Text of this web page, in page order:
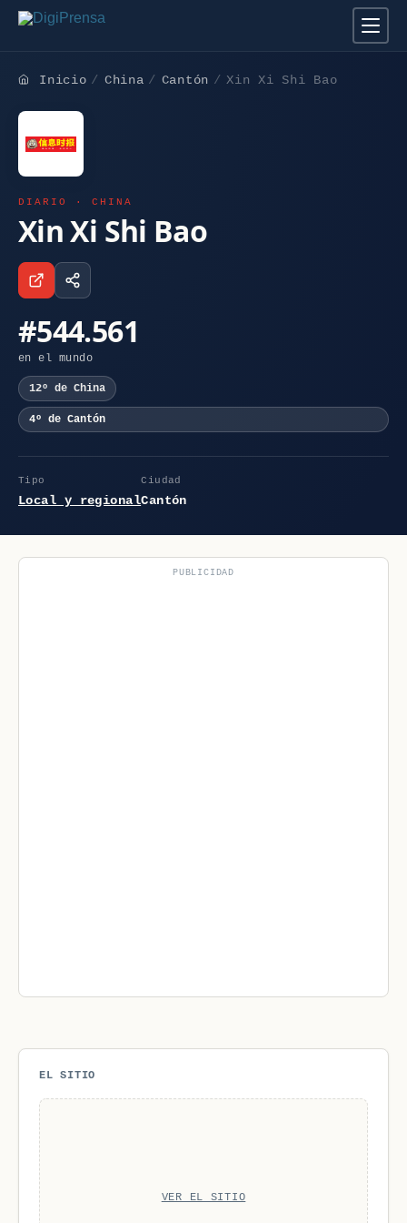
Inicio China Cantón Xin Xi Shi Bao
DIARIO · CHINA
Xin Xi Shi Bao
#544.561
en el mundo
12º de China
4º de Cantón
Tipo
Local y regional
Ciudad
Cantón
PUBLICIDAD
EL SITIO
VER EL SITIO